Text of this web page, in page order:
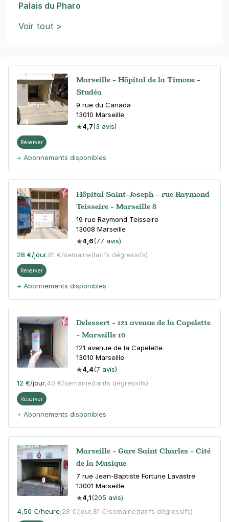
Marseille - Hôpital de la Timone -
Studéa
9 rue du Canada
13010 Marseille
4,7(3 avis)
Réserver
+ Abonnements disponibles
Hôpital Saint-Joseph - rue Raymond
Teisseire - Marseille 8
19 rue Raymond Teisseire
13008 Marseille
4,6(77 avis)
28 €/jour,81 €/semaine(tarifs dégressifs)
Réserver
+ Abonnements disponibles
Delessert - 121 avenue de la Capelette
- Marseille 10
121 avenue de la Capelette
13010 Marseille
4,4(7 avis)
12 €/jour,40 €/semaine(tarifs dégressifs)
Réserver
+ Abonnements disponibles
Marseille - Gare Saint Charles - Cité
de la Musique
7 rue Jean-Baptiste Fortune Lavastre
13001 Marseille
4,1(205 avis)
4,50 €/heure,28 €/jour,81 €/semaine(tarifs dégressifs)
Palais du Pharo
Voir tout >